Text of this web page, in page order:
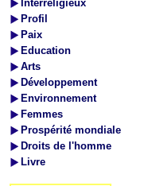
Interreligieux
Profil
Paix
Education
Arts
Développement
Environnement
Femmes
Prospérité mondiale
Droits de l'homme
Livre